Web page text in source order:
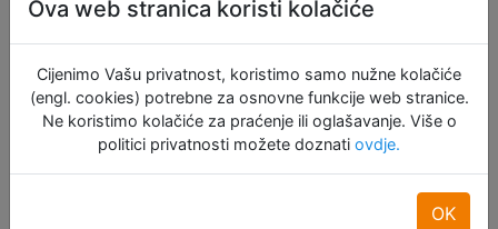
motor driverima sa samoljepivom trakom na
Ova web stranica koristi kolačiće
Cijenimo Vašu privatnost, koristimo samo nužne kolačiće
(engl. cookies) potrebne za osnovne funkcije web stranice.
Ne koristimo kolačiće za praćenje ili oglašavanje. Više o
politici privatnosti možete doznati ovdje.
OK